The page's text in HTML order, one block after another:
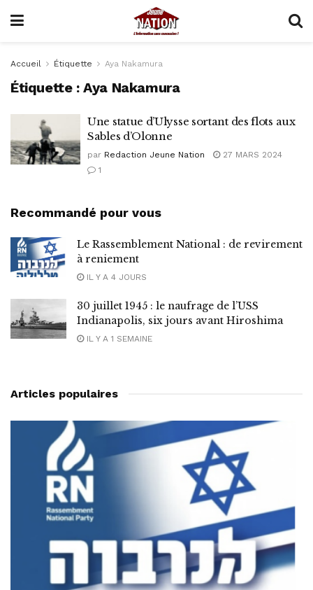
Accueil Étiquette Aya Nakamura
Étiquette :Aya Nakamura
Une statue d’Ulysse sortant des flots aux
Sables d’Olonne
par Redaction Jeune Nation
27 MARS 2024
1
Recommandé pour vous
Le Rassemblement National : de revirement
à reniement
IL Y A 4 JOURS
30 juillet 1945 : le naufrage de l’USS
Indianapolis, six jours avant Hiroshima
IL Y A 1 SEMAINE
Articles populaires